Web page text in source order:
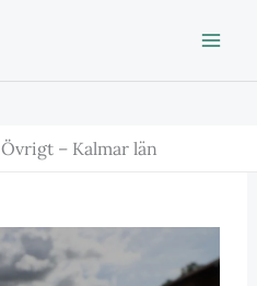
Övrigt – Kalmar län